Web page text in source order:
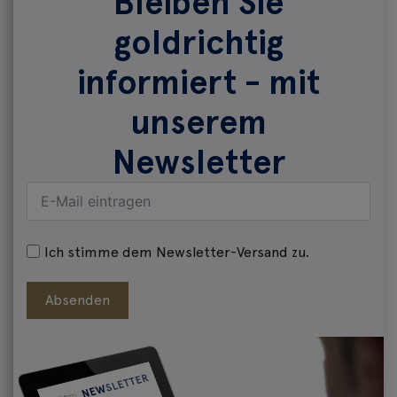
goldrichtig
informiert - mit
unserem
Newsletter
Ich stimme dem Newsletter-Versand zu.
Absenden